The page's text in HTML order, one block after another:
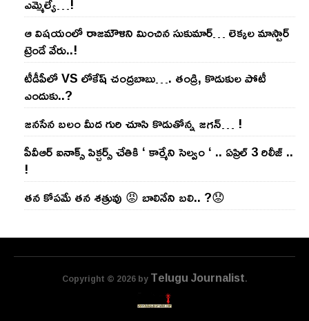
ఆ విష‌యంలో రాజ‌మౌళిని మించిన సుకుమార్‌… లెక్క‌ల మాస్టార్
ట్రెండే వేరు..!
టీడీపీలో VS లోకేష్ చంద్ర‌బాబు…. తండ్రి, కొడుకుల పోటీ
ఎందుకు..?
జ‌న‌సేన బ‌లం మీద గురి చూసి కొడుతోన్న జ‌గ‌న్‌… !
పీవీఆర్ ఐనాక్స్ పిక్చర్స్ చేతికి ‘ కార్మేని సెల్వం ‘ .. ఏప్రిల్ 3 రిలీజ్ ..
!
తన కోపమే తన శత్రువు 😡 బాలినేని బలి.. ?😟
Copyright © 2026 byTelugu Journalist.